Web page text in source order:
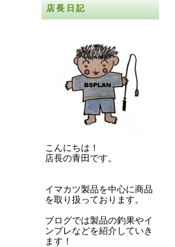
店長日記
こんにちは！
店長の青田です。
イマカツ製品を中心に商品
を取り扱っております。
ブログでは製品の釣果やイ
ンプレなどを紹介していき
ます！